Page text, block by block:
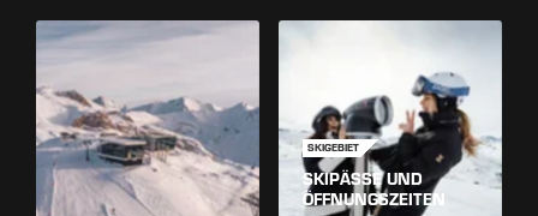
SKIGEBIET
SKIPÄSSE UND
ÖFFNUNGSZEITEN